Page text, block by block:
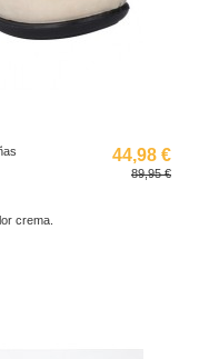
44,98 €
89,95 €
crema.